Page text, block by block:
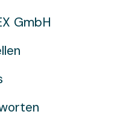
GmbH